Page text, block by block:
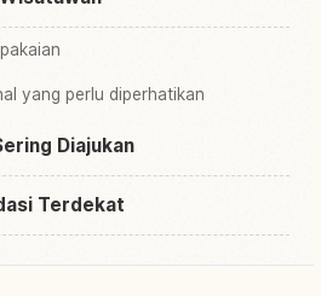
yang perlu diperhatikan
Diajukan
Terdekat